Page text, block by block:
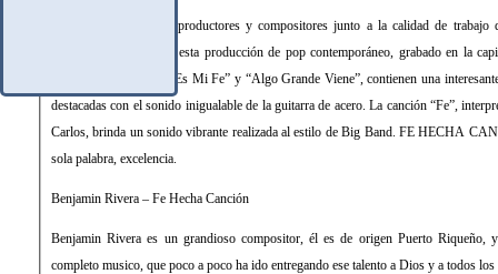
Reconocidos músicos, productores y compositores junto a la calidad de trabajo
Rivera, dieron forma a esta producción de pop contemporáneo, grabado en la
Canciones como “Esta Es Mi Fe” y “Algo Grande Viene”, contienen una
destacadas con el sonido inigualable de la guitarra de acero. La canción “Fe”,
Carlos, brinda un sonido vibrante realizada al estilo de Big Band. FE HECHA
sola palabra, excelencia.
Benjamin Rivera – Fe Hecha Canción
Benjamin Rivera es un grandioso compositor, él es de origen Puerto Riqueño,
completo musico, que poco a poco ha ido entregando ese talento a Dios y a todos